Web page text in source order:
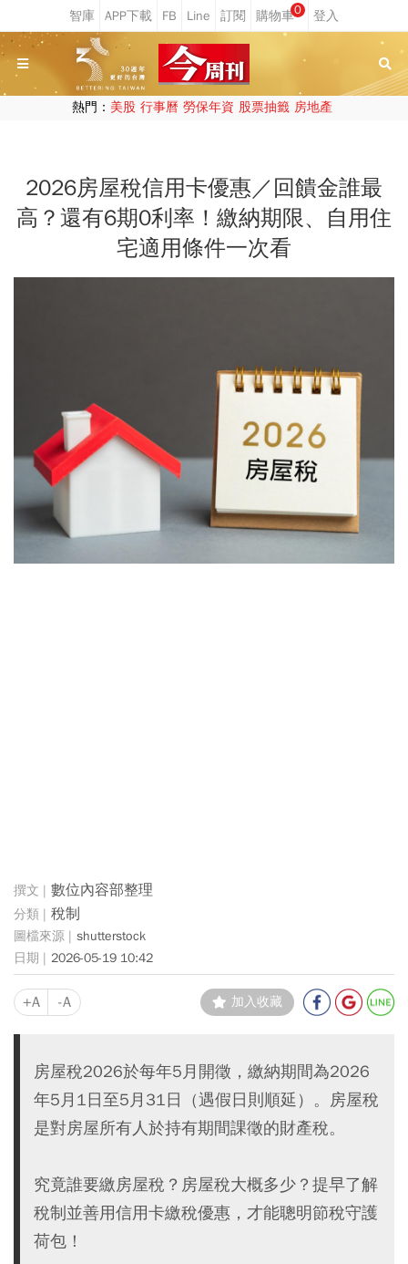
0
熱門： 美股 行事曆 勞保年資 股票抽籤 房地產
2026房屋稅信用卡優惠／回饋金誰最
高？還有6期0利率！繳納期限、自用住
宅適用條件一次看
數位內容部整理
稅制
shutterstock
2026-05-19 10:42
+A -A 加入收藏
房屋稅2026於每年5月開徵，繳納期間為2026
年5月1日至5月31日（遇假日則順延）。房屋稅
是對房屋所有人於持有期間課徵的財產稅。
究竟誰要繳房屋稅？房屋稅大概多少？提早了解
稅制並善用信用卡繳稅優惠，才能聰明節稅守護
荷包！